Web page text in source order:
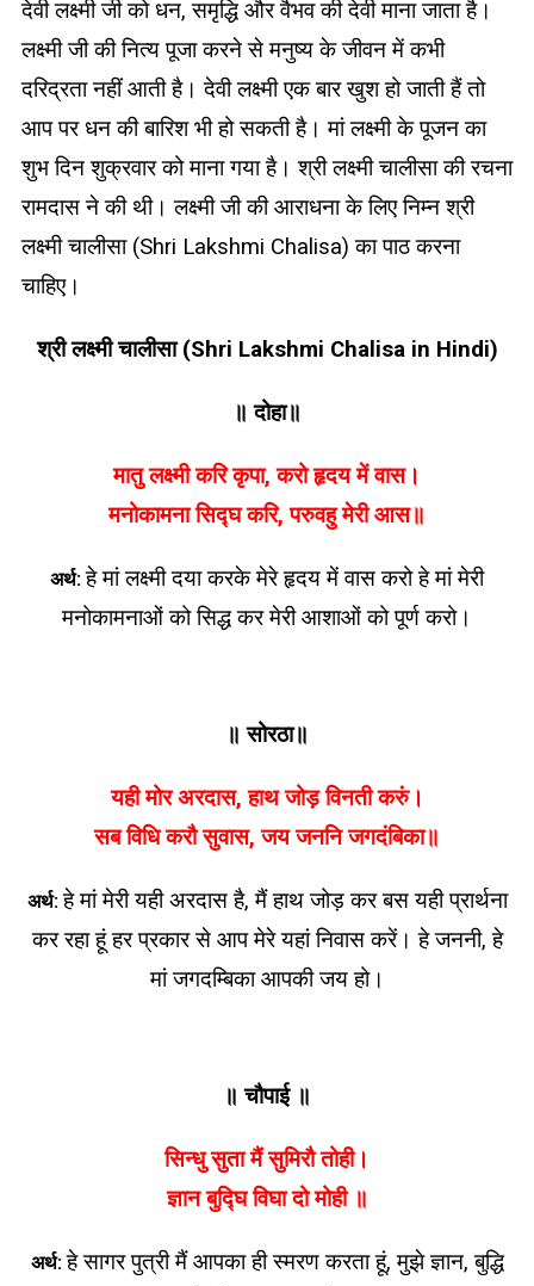
लक्ष्मी
चालीसा
अर्थ
सहित-
Lakshmi
Chalisa
Hindi॥
Kari
देवी लक्ष्मी जी को धन, समृद्धि और वैभव की देवी माना जाता है।
लक्ष्मी जी की नित्य पूजा करने से मनुष्य के जीवन में कभी
दरिद्रता नहीं आती है। देवी लक्ष्‍मी एक बार खुश हो जाती हैं तो
आप पर धन की बारिश भी हो सकती है। मां लक्ष्मी के पूजन का
शुभ दिन शुक्रवार को माना गया है। श्री लक्ष्मी चालीसा की रचना
रामदास ने की थी।लक्ष्मी जी की आराधना के लिए निम्न श्री
लक्ष्मी चालीसा (Shri Lakshmi Chalisa) का पाठ करना
चाहिए।
श्री लक्ष्मी चालीसा (Shri Lakshmi Chalisa in Hindi)
॥ दोहा॥
मातु लक्ष्मी करि कृपा,करो हृदय में वास।
मनोकामना सिद्घ करि,परुवहु मेरी आस॥
अर्थ:हे मां लक्ष्मी दया करके मेरे हृदय में वास करो हे मां मेरी
मनोकामनाओं को सिद्ध कर मेरी आशाओं को पूर्ण करो।
॥ सोरठा॥
यही मोर अरदास,हाथ जोड़ विनती करुं।
सब विधि करौ सुवास,जय जननि जगदंबिका॥
अर्थ:हे मां मेरी यही अरदास है, मैं हाथ जोड़ कर बस यही प्रार्थना
कर रहा हूं हर प्रकार से आप मेरे यहां निवास करें। हे जननी, हे
मां जगदम्बिका आपकी जय हो।
॥ चौपाई ॥
सिन्धु सुता मैं सुमिरौ तोही।
ज्ञान बुद्घि विघा दो मोही ॥
अर्थ:हे सागर पुत्री मैं आपका ही स्मरण करता हूं, मुझे ज्ञान, बुद्धि